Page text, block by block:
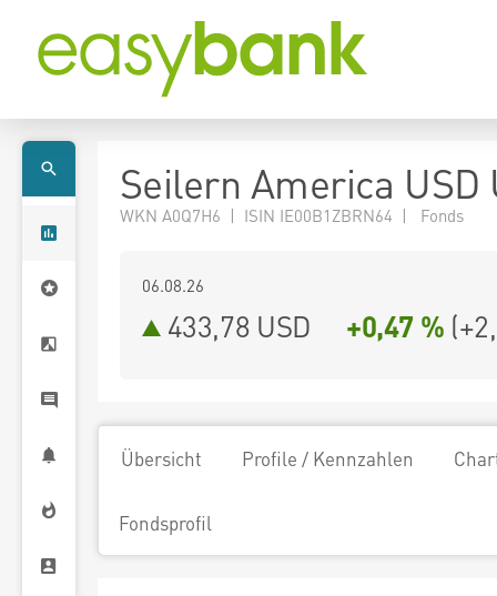
Seilern America USD
WKN A0Q7H6 | ISIN IE00B1ZBRN64 | Fonds
06.08.26
433,78 USD +0,47 % (
Übersicht Profile / Kennzahlen
Fondsprofil